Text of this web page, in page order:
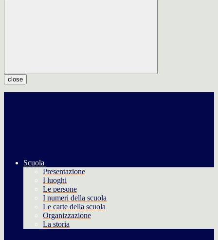
close
Scuola
Presentazione
I luoghi
Le persone
I numeri della scuola
Le carte della scuola
Organizzazione
La storia